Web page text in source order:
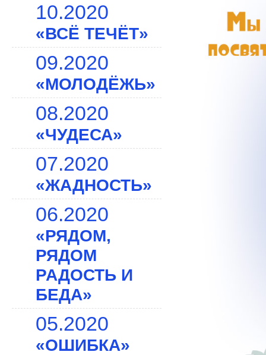
10.2020
«ВСЁ ТЕЧЁТ»
09.2020
«МОЛОДЁЖЬ»
08.2020
«ЧУДЕСА»
07.2020
«ЖАДНОСТЬ»
06.2020
«РЯДОМ,
РЯДОМ
РАДОСТЬ И
БЕДА»
05.2020
«ОШИБКА»